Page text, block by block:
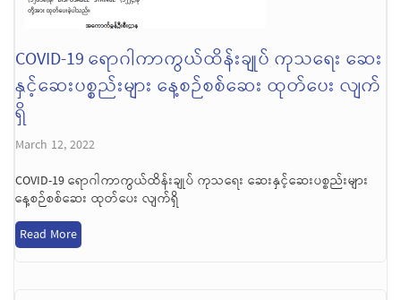
COVID-19 ရောဂါကာကွယ်ထိန်းချုပ် ကုသရေး ဆေး
နှင့်ဆေးပစ္စည်းများ နေ့စဉ်စစ်ဆေး ထုတ်ပေး လျက်
ရှိ
March 12, 2022
COVID-19 ရောဂါကာကွယ်ထိန်းချုပ် ကုသရေး ဆေးနှင့်ဆေးပစ္စည်းများ
နေ့စဉ်စစ်ဆေး ထုတ်ပေး လျက်ရှိ
Read More